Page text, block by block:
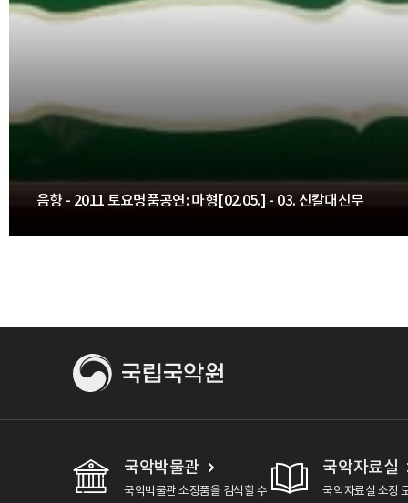
음향 - 2011 토요명품공연: 마형[02.05.] - 03. 신칼대신무
국악박물관
국악박물관 소장품을 검색할 수
국악자료실
국악자료실 소장